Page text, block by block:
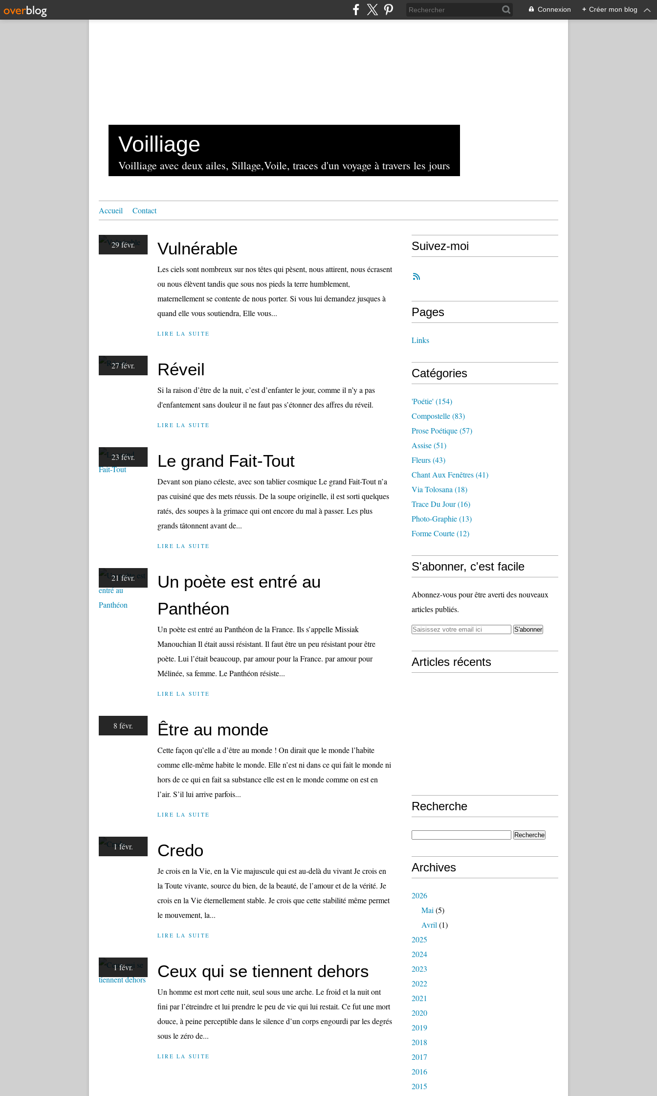
Connexion + Créer mon blog
Voilliage
Voilliage avec deux ailes, Sillage,Voile, traces d'un voyage à travers les jours
Accueil Contact
29 févr. Vulnérable
Les ciels sont nombreux sur nos têtes qui pèsent, nous attirent, nous écrasent
ou nous élèvent tandis que sous nos pieds la terre humblement,
maternellement se contente de nous porter. Si vous lui demandez jusques à
quand elle vous soutiendra, Elle vous...
LIRE LA SUITE
27 févr. Réveil
Si la raison d’être de la nuit, c’est d’enfanter le jour, comme il n’y a pas
d'enfantement sans douleur il ne faut pas s’étonner des affres du réveil.
LIRE LA SUITE
23 févr. Le grand Fait-Tout
Devant son piano céleste, avec son tablier cosmique Le grand Fait-Tout n’a
pas cuisiné que des mets réussis. De la soupe originelle, il est sorti quelques
ratés, des soupes à la grimace qui ont encore du mal à passer. Les plus
grands tâtonnent avant de...
LIRE LA SUITE
21 févr.
Un poète est entré au
Panthéon
Un poète est entré au Panthéon de la France. Ils s’appelle Missiak
Manouchian Il était aussi résistant. Il faut être un peu résistant pour être
poète. Lui l’était beaucoup, par amour pour la France. par amour pour
Mélinée, sa femme. Le Panthéon résiste...
LIRE LA SUITE
8 févr. Être au monde
Cette façon qu’elle a d’être au monde ! On dirait que le monde l’habite
comme elle-même habite le monde. Elle n’est ni dans ce qui fait le monde ni
hors de ce qui en fait sa substance elle est en le monde comme on est en
l’air. S’il lui arrive parfois...
LIRE LA SUITE
1 févr. Credo
Je crois en la Vie, en la Vie majuscule qui est au-delà du vivant Je crois en
la Toute vivante, source du bien, de la beauté, de l’amour et de la vérité. Je
crois en la Vie éternellement stable. Je crois que cette stabilité même permet
le mouvement, la...
LIRE LA SUITE
1 févr. Ceux qui se tiennent dehors
Un homme est mort cette nuit, seul sous une arche. Le froid et la nuit ont
fini par l’étreindre et lui prendre le peu de vie qui lui restait. Ce fut une mort
douce, à peine perceptible dans le silence d’un corps engourdi par les degrés
sous le zéro de...
LIRE LA SUITE
Suivez-moi
Pages
Links
Catégories
'poétie' (154)
Compostelle(83)
Prose Poétique(57)
Assise(51)
Fleurs(43)
Chant Aux Fenêtres(41)
Via Tolosana (18)
Trace Du Jour(16)
Photo-Graphie(13)
Forme Courte(12)
S'abonner, c'est facile
Abonnez-vous pour être averti des nouveaux
articles publiés.
Articles récents
Recherche
Archives
2026
Mai (5)
Avril (1)
2025
2024
2023
2022
2021
2020
2019
2018
2017
2016
2015